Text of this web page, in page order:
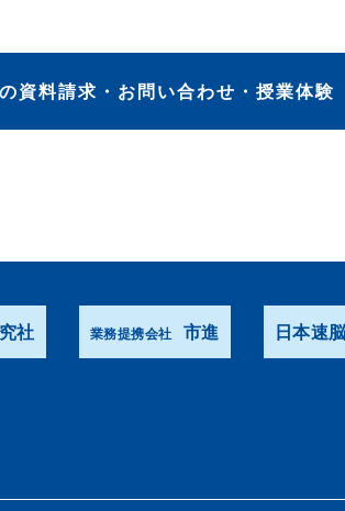
資料請求・お問い合わせ・授業体験
社 業務提携会社 市進 日本速